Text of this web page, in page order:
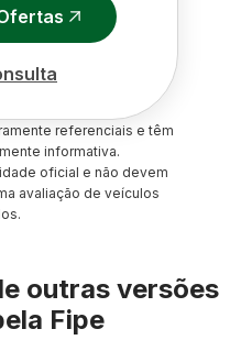
referenciais e têm
informativa.
oficial e não devem
avaliação de veículos
outras versões
Fipe